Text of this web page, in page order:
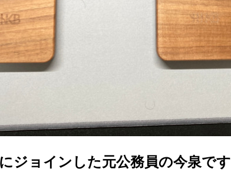
ジョインした元公務員の今泉です